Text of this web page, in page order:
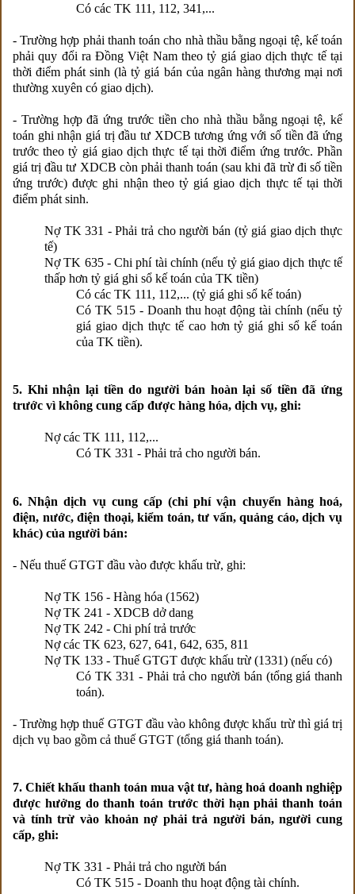
Có các TK 111, 112, 341,...
- Trường hợp phải thanh toán cho nhà thầu bằng ngoại tệ, kế toán
phải quy đổi ra Đồng Việt Nam theo tỷ giá giao dịch thực tế tại
thời điểm phát sinh (là tỷ giá bán của ngân hàng thương mại nơi
thường xuyên có giao dịch).
- Trường hợp đã ứng trước tiền cho nhà thầu bằng ngoại tệ, kế
toán ghi nhận giá trị đầu tư XDCB tương ứng với số tiền đã ứng
trước theo tỷ giá giao dịch thực tế tại thời điểm ứng trước. Phần
giá trị đầu tư XDCB còn phải thanh toán (sau khi đã trừ đi số tiền
ứng trước) được ghi nhận theo tỷ giá giao dịch thực tế tại thời
điểm phát sinh.
Nợ TK 331 - Phải trả cho người bán (tỷ giá giao dịch thực
tế)
Nợ TK 635 - Chi phí tài chính (nếu tỷ giá giao dịch thực tế
thấp hơn tỷ giá ghi sổ kế toán của TK tiền)
Có các TK 111, 112,... (tỷ giá ghi sổ kế toán)
Có TK 515 - Doanh thu hoạt động tài chính (nếu tỷ
giá giao dịch thực tế cao hơn tỷ giá ghi sổ kế toán
của TK tiền).
5. Khi nhận lại tiền do người bán hoàn lại số tiền đã ứng
trước vì không cung cấp được hàng hóa, dịch vụ, ghi:
Nợ các TK 111, 112,...
Có TK 331 - Phải trả cho người bán.
6. Nhận dịch vụ cung cấp (chi phí vận chuyển hàng hoá,
điện, nước, điện thoại, kiểm toán, tư vấn, quảng cáo, dịch vụ
khác) của người bán:
- Nếu thuế GTGT đầu vào được khấu trừ, ghi:
Nợ TK 156 - Hàng hóa (1562)
Nợ TK 241 - XDCB dở dang
Nợ TK 242 - Chi phí trả trước
Nợ các TK 623, 627, 641, 642, 635, 811
Nợ TK 133 - Thuế GTGT được khấu trừ (1331) (nếu có)
Có TK 331 - Phải trả cho người bán (tổng giá thanh
toán).
- Trường hợp thuế GTGT đầu vào không được khấu trừ thì giá trị
dịch vụ bao gồm cả thuế GTGT (tổng giá thanh toán).
7. Chiết khấu thanh toán mua vật tư, hàng hoá doanh nghiệp
được hưởng do thanh toán trước thời hạn phải thanh toán
và tính trừ vào khoản nợ phải trả người bán, người cung
cấp, ghi:
Nợ TK 331 - Phải trả cho người bán
Có TK 515 - Doanh thu hoạt động tài chính.